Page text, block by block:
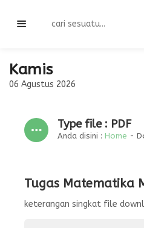
Kamis
06 Agustus 2026
Type file : PDF
Anda disini : Home -
Tugas Matematika
keterangan singkat file